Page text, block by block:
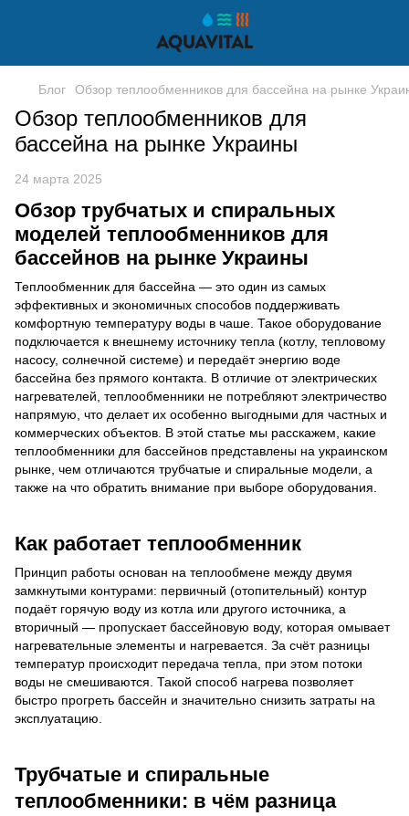
Блог Обзор теплообменников для бассейна на рынке
Обзор теплообменников для
бассейна на рынке Украины
24 марта 2025
Обзор трубчатых и спиральных
моделей теплообменников для
бассейнов на рынке Украины
Теплообменник для бассейна — это один из самых
эффективных и экономичных способов поддерживать
комфортную температуру воды в чаше. Такое оборудование
подключается к внешнему источнику тепла (котлу, тепловому
насосу, солнечной системе) и передаёт энергию воде
бассейна без прямого контакта. В отличие от электрических
нагревателей, теплообменники не потребляют электричество
напрямую, что делает их особенно выгодными для частных и
коммерческих объектов. В этой статье мы расскажем, какие
теплообменники для бассейнов представлены на украинском
рынке, чем отличаются трубчатые и спиральные модели, а
также на что обратить внимание при выборе оборудования.
Как работает теплообменник
Принцип работы основан на теплообмене между двумя
замкнутыми контурами: первичный (отопительный) контур
подаёт горячую воду из котла или другого источника, а
вторичный — пропускает бассейновую воду, которая омывает
нагревательные элементы и нагревается. За счёт разницы
температур происходит передача тепла, при этом потоки
воды не смешиваются. Такой способ нагрева позволяет
быстро прогреть бассейн и значительно снизить затраты на
эксплуатацию.
Трубчатые и спиральные
теплообменники: в чём разница